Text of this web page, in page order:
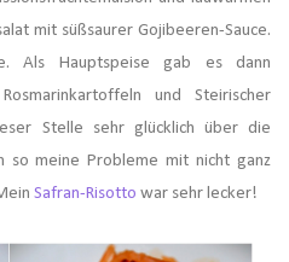
mit süßsaurer Gojibeeren-Sauce.
Als Hauptspeise gab es dann
und Steirischer
Stelle sehr glücklich über die
so meine Probleme mit nicht ganz
Safran-Risotto war sehr lecker!